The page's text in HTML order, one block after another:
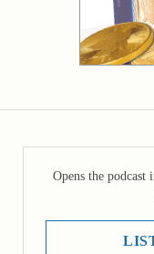
Opens the